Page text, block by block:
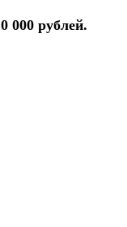
000 рублей.